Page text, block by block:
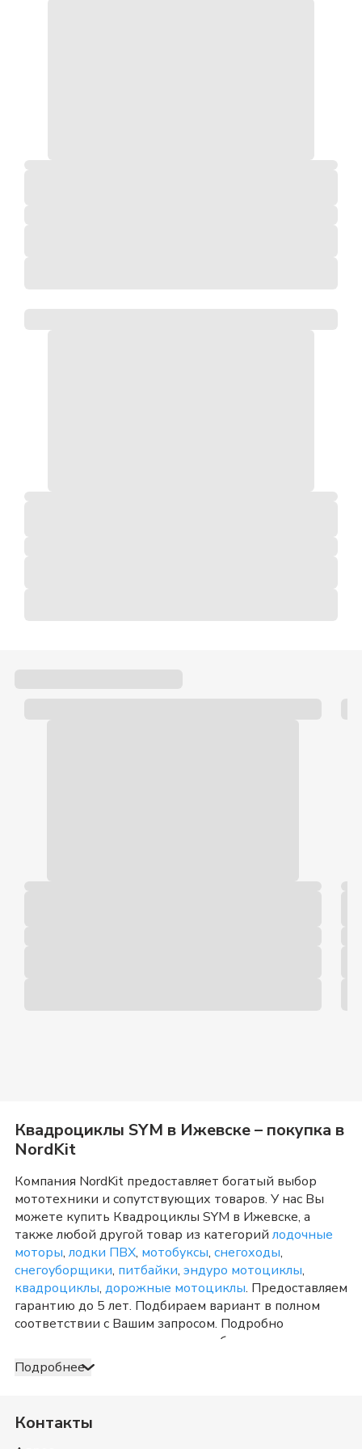
Квадроциклы SYM в Ижевске– покупка в
NordKit
Компания NordKit предоставляет богатый выбор
мототехники и сопутствующих товаров. У нас Вы
можете купить Квадроциклы SYM в Ижевске, а
также любой другой товар из категорий лодочные
моторы, лодки ПВХ, мотобуксы, снегоходы,
снегоуборщики, питбайки, эндуро мотоциклы,
квадроциклы, дорожные мотоциклы. Предоставляем
гарантию до 5 лет. Подбираем вариант в полном
соответствии с Вашим запросом. Подробно
консультируем и отвечаем на любые вопросы по
телефону и в шоу-руме в
категорииКвадроциклы SYM
Удмуртия
принимается несколькими способами: наличными,
Подробнее
Контакты